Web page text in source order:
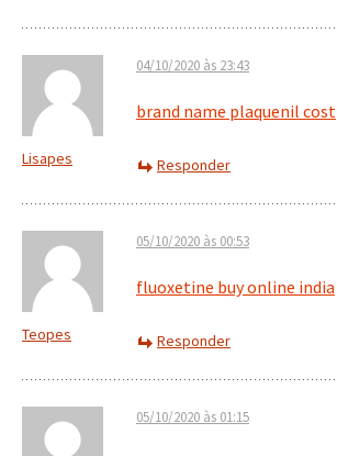
Lisapes
04/10/2020 às 23:43
brand name plaquenil cost
Responder
Teopes
05/10/2020 às 00:53
fluoxetine buy online india
Responder
05/10/2020 às 01:15